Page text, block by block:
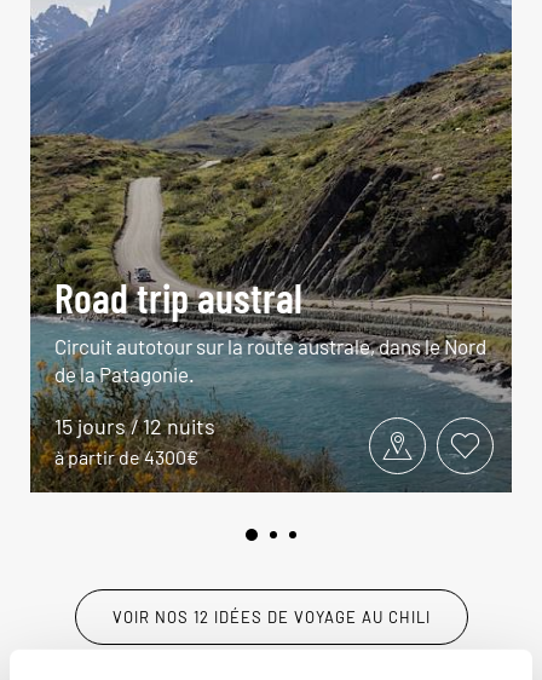
Road trip austral
Circuit autotour sur la route australe, dans le Nord
de la Patagonie.
15 jours / 12 nuits
à partir de 4300€
VOIR NOS 12 IDÉES DE VOYAGE AU CHILI